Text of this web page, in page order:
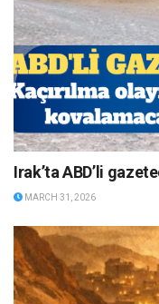
Irak’ta ABD’li
MARCH 31, 2026